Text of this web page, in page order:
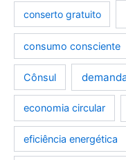
conserto gratuito
consumo consciente
Cônsul
economia circular
eficiência energética